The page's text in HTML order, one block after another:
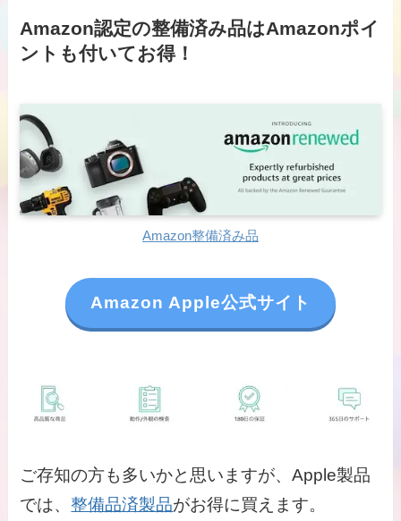
Amazon認定の整備済み品はAmazonポイ
ントも付いてお得！
Amazon整備済み品
Amazon Apple公式サイト
ご存知の方も多いかと思いますが、Apple製品
では、整備品済製品がお得に買えます。